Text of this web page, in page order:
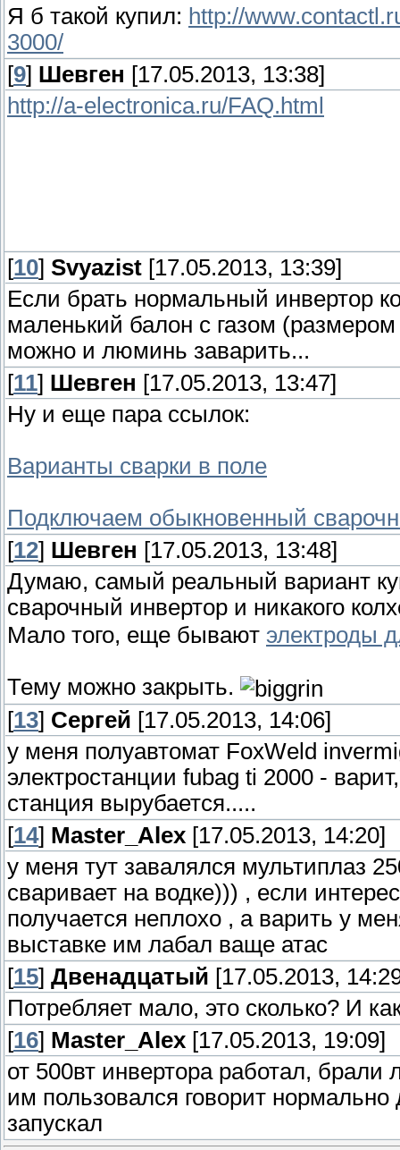
Я б такой купил: http://
3000/
[9] Шевген [17.05.2013, 13:38]
http://a-electronica.ru/FAQ.html
[10] Svyazist [17.05.2013, 13:39]
Если брать нормальный инвертор
маленький балон с газом
можно и люминь заварить...
[11] Шевген [17.05.2013, 13:47]
Ну и еще пара ссылок:
Варианты сварки в поле
Подключаем обыкновенный
[12] Шевген [17.05.2013, 13:48]
Думаю, самый реальный вариант
сварочный инвертор и никакого
Мало того, еще бывают электроды
Тему можно закрыть.
[13] Сергей [17.05.2013, 14:06]
у меня полуавтомат FoxWeld
электростанции fubag ti 2000 -
станция вырубается.....
[14] Master_Alex [17.05.2013, 14:20]
у меня тут завалялся мультиплаз
сваривает на водке))) , если
получается неплохо , а варить у
выставке им лабал ваще атас
[15] Двенадцатый [17.05.2013,
Потребляет мало, это сколько? И
[16] Master_Alex [17.05.2013, 19:09]
от 500вт инвертора работал, брали
им пользовался говорит
запускал